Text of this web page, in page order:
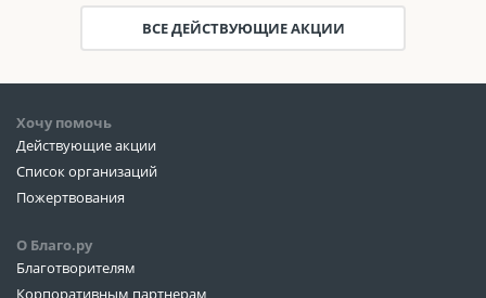
ВСЕ ДЕЙСТВУЮЩИЕ АКЦИИ
Хочу помочь
Действующие акции
Список организаций
Пожертвования
О Благо.ру
Благотворителям
Корпоративным партнерам